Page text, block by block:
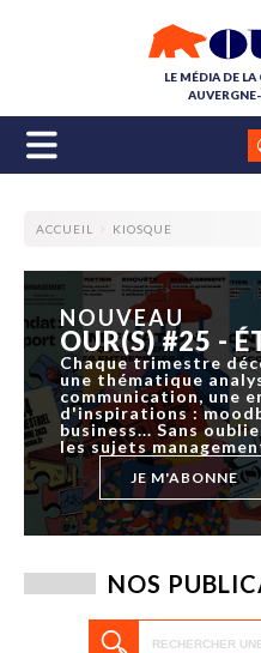
LE MÉDIA DE
ACCUEIL KIOSQUE
NOUVEAU
OUR(S) #25 -
Chaque trimestre
une thématique
communication, une
d'inspirations :
business... Sans
les sujets
JE M'ABONNE
NOS